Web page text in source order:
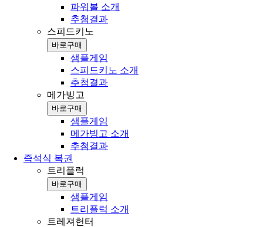
파워볼 소개
추첨결과
스피드키노
바로구매
샘플게임
스피드키노 소개
추첨결과
메가빙고
바로구매
샘플게임
메가빙고 소개
추첨결과
즉석식 복권
트리플럭
바로구매
샘플게임
트리플럭 소개
트레져헌터